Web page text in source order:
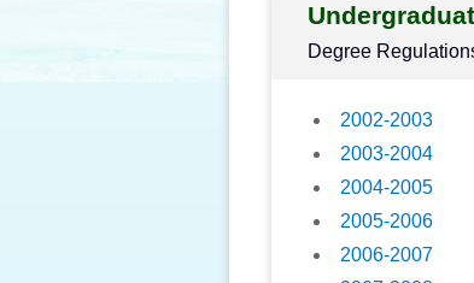
Degree
2002-2003
2003-2004
2004-2005
2005-2006
2006-2007